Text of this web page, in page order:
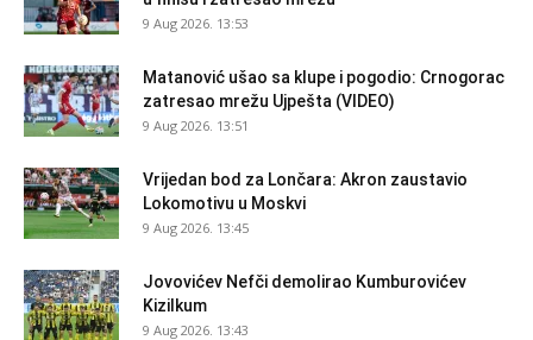
9 Aug 2026. 13:53
Matanović ušao sa klupe i pogodio: Crnogorac
zatresao mrežu Ujpešta (VIDEO)
9 Aug 2026. 13:51
Vrijedan bod za Lončara: Akron zaustavio
Lokomotivu u Moskvi
9 Aug 2026. 13:45
Jovovićev Nefči demolirao Kumburovićev
Kizilkum
9 Aug 2026. 13:43